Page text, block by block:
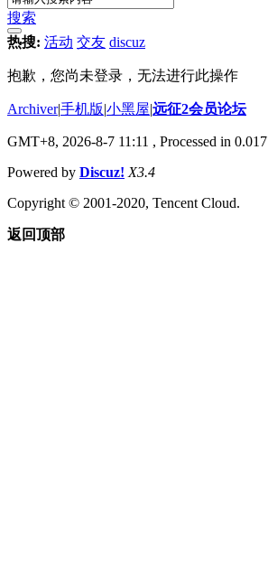
搜索
热搜: 活动 交友 discuz
抱歉，您尚未登录，无法进行此操作
Archiver|手机版|小黑屋|远征2会员论坛
GMT+8, 2026-8-7 11:11 , Processed in
Powered by Discuz! X3.4
Copyright © 2001-2020, Tencent Cloud.
返回顶部